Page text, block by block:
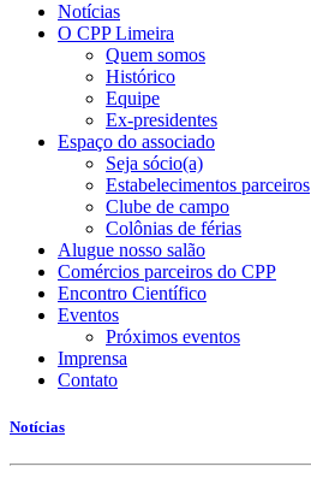
Notícias
O CPP Limeira
Quem somos
Histórico
Equipe
Ex-presidentes
Espaço do associado
Seja sócio(a)
Estabelecimentos parceiros
Clube de campo
Colônias de férias
Alugue nosso salão
Comércios parceiros do CPP
Encontro Científico
Eventos
Próximos eventos
Imprensa
Contato
Notícias